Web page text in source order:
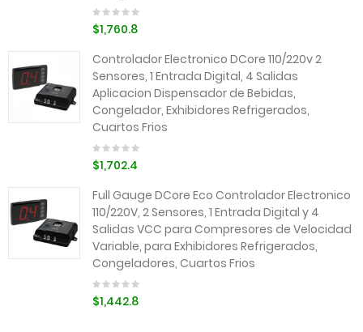
$1,760.8
Controlador Electronico DCore 110/220v 2
Sensores, 1 Entrada Digital, 4 Salidas
Aplicacion Dispensador de Bebidas,
Congelador, Exhibidores Refrigerados,
Cuartos Frios
$1,702.4
Full Gauge DCore Eco Controlador Electronico
110/220V, 2 Sensores, 1 Entrada Digital y 4
Salidas VCC para Compresores de Velocidad
Variable, para Exhibidores Refrigerados,
Congeladores, Cuartos Frios
$1,442.8